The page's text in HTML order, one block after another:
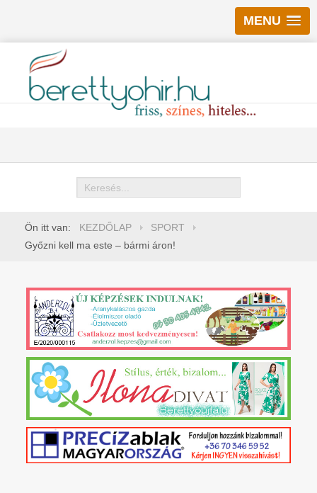
MENU
Keresés
Ön itt van: KEZDŐLAP
SPORT
Győzni kell ma este – bármi áron!